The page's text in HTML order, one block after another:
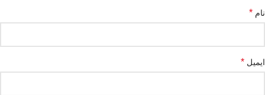
نام *
ایمیل *